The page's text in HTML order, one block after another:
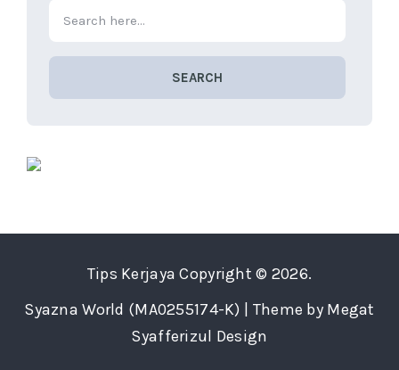
SEARCH
Tips Kerjaya Copyright © 2026.
Syazna World (MA0255174-K) | Theme by Megat
Syafferizul Design